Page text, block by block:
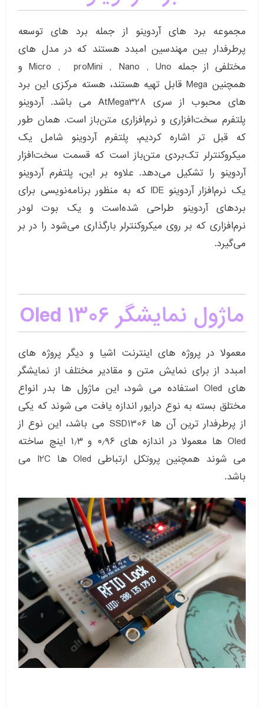
مجموعه برد های آردوینو از جمله برد های توسعه
پرطرفدار بین مهندسین امبدد هستند که در مدل های
مختلفی از جمله Micro , proMini , Nano , Uno و
همچنین Mega قابل تهیه هستند، هسته مرکزی این برد
های محبوب از سری AtMega328 می باشد. آردوینو
پلتفرم سخت‌افزاری و نرم‌افزاری متن‌باز است. همان طور
که قبل تر اشاره کردیم، پلتفرم آردوینو شامل یک
میکروکنترلر تک‌بردی متن‌باز است که قسمت سخت‌افزار
آردوینو را تشکیل می‌دهد. علاوه بر این، پلتفرم آردوینو
یک نرم‌افزار آردوینو IDE که به منظور برنامه‌نویسی برای
بردهای آردوینو طراحی شده‌است و یک بوت لودر
نرم‌افزاری که بر روی میکروکنترلر بارگذاری می‌شود را در بر
می‌گیرد.
ماژول نمایشگر Oled 1306
معمولا در پروژه های اینترنت اشیا و دیگر پروژه های
امبدد از برای نمایش متن و مقادیر مختلف از نمایشگر
های Oled استفاده می شود، این ماژول ها بدر انواع
مختلق بسته به نوع درایور اندازه یافت می شوند که یکی
از پرطرفدار ترین آن ها SSD1306 می باشد، این نوع از
Oled ها معمولا در اندازه های ۰٫۹۶ و ۱٫۳ اینچ ساخته
می شوند همچنین پروتکل ارتباطی Oled ها I2C می
باشد.